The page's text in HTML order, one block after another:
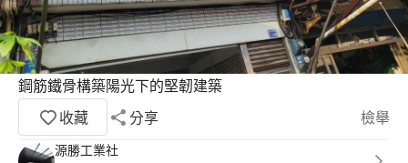
鋼筋鐵骨構築陽光下的堅韌建築
收藏
分享 檢舉
源勝工業社